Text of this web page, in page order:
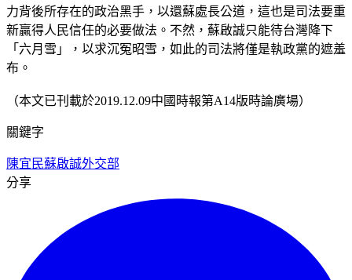
力背後所存在的政治黑手，以還蘇處長公道，這也是司法要重
新贏得人民信任的必要做法。不然，蘇啟誠只能待台灣降下
「六月雪」，以求沉冤昭雪，如此的司法將僅是執政黨的遮羞
布。
（本文已刊載於2019.12.09中國時報第A14版時論廣場）
關鍵字
陳宜民蘇啟誠外交部
分享